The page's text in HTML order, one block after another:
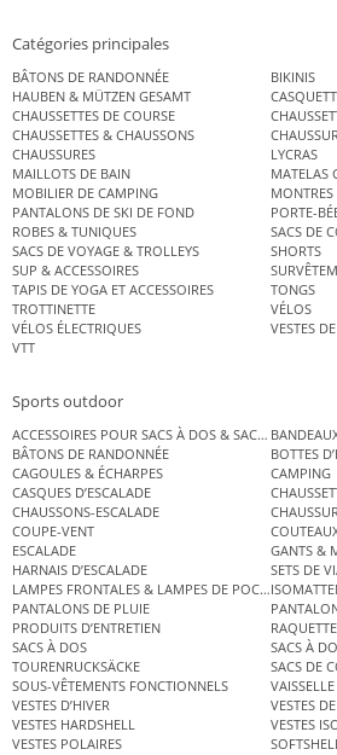
Catégories principales
BÂTONS DE RANDONNÉE
BIKINIS
HAUBEN & MÜTZEN GESAMT
CHAUSSETTES DE COURSE
CHAUSSETTES & CHAUSSONS
CHAUSSURES
LYCRAS
MAILLOTS DE BAIN
MATELAS
MOBILIER DE CAMPING
PANTALONS DE SKI DE FOND
PORTE-
ROBES & TUNIQUES
SACS DE
SACS DE VOYAGE & TROLLEYS
SHORTS
SUP & ACCESSOIRES
TAPIS DE YOGA ET ACCESSOIRES
TONGS
TROTTINETTE
VÉLOS
VÉLOS ÉLECTRIQUES
VESTES
VTT
Sports outdoor
ACCESSOIRES POUR SACS À DOS & SACS ÉTANCHES
BÂTONS DE RANDONNÉE
BOTTES
CAGOULES & ÉCHARPES
CAMPING
CASQUES D’ESCALADE
CHAUSSONS-ESCALADE
COUPE-VENT
ESCALADE
GANTS &
HARNAIS D’ESCALADE
SETS DE
LAMPES FRONTALES & LAMPES DE POCHE
PANTALONS DE PLUIE
PRODUITS D’ENTRETIEN
SACS À DOS
SACS À
TOURENRUCKSÄCKE
SACS DE
SOUS-VÊTEMENTS FONCTIONNELS
VESTES D’HIVER
VESTES
VESTES HARDSHELL
VESTES
VESTES POLAIRES